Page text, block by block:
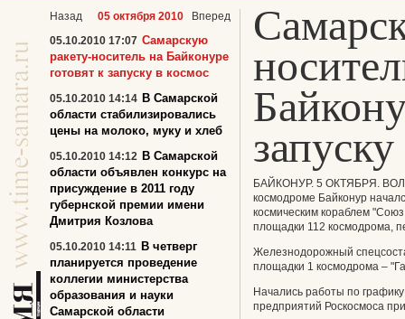
БАЙКОНУР. 5 ОКТЯБРЯ.
космодроме Байконур
космическим кораблем
площадки 112 космодрома,
Железнодорожный
площадки 1 космодрома –
Начались работы по
предприятий Роскосмоса
Назад 05 октября 2010
Вперед
05.10.2010 17:07 Самарскую
ракету-носитель на Байконуре
готовят к запуску в космос
05.10.2010 14:14 В Самарской
области стабилизировались
цены на молоко, муку и хлеб
05.10.2010 14:12 В Самарской
области объявлен конкурс на
присуждение в 2011 году
губернской премии имени
Дмитрия Козлова
05.10.2010 14:11 В четверг
планируется проведение
коллегии министерства
образования и науки
Самарской области